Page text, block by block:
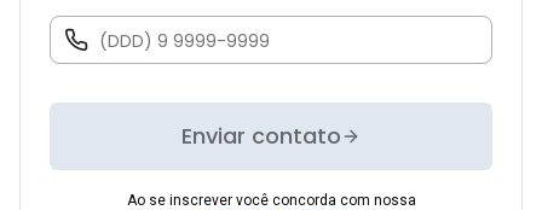
Enviar contato
Ao se inscrever você concorda com nossa